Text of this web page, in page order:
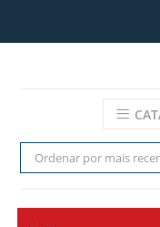
Ordenar por mais